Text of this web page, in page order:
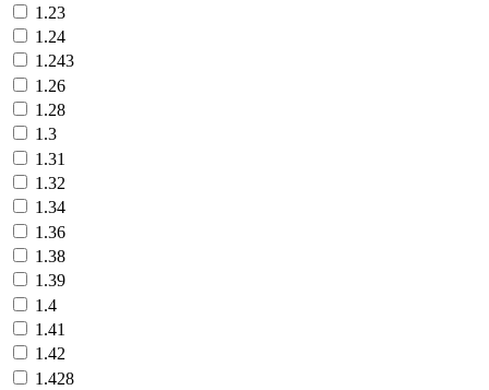
1.23
1.24
1.243
1.26
1.28
1.3
1.31
1.32
1.34
1.36
1.38
1.39
1.4
1.41
1.42
1.428